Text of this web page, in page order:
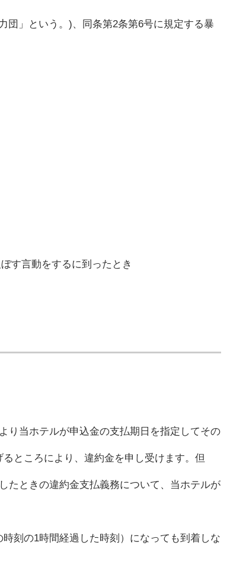
」という。)、同条第2条第6号に規定する暴
す言動をするに到ったとき
り当ホテルが申込金の支払期日を指定してその
ところにより、違約金を申し受けます。但
たときの違約金支払義務について、当ホテルが
刻の1時間経過した時刻）になっても到着しな